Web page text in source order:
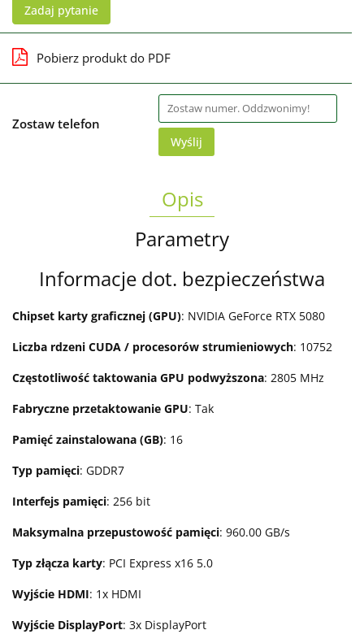
Zadaj pytanie
Pobierz produkt do PDF
Zostaw telefon
Wyślij
Opis
Parametry
Informacje dot. bezpieczeństwa
Chipset karty graficznej (GPU): NVIDIA GeForce RTX 5080
Liczba rdzeni CUDA / procesorów strumieniowych: 10752
Częstotliwość taktowania GPU podwyższona: 2805 MHz
Fabryczne przetaktowanie GPU: Tak
Pamięć zainstalowana (GB): 16
Typ pamięci: GDDR7
Interfejs pamięci: 256 bit
Maksymalna przepustowość pamięci: 960.00 GB/s
Typ złącza karty: PCI Express x16 5.0
Wyjście HDMI: 1x HDMI
Wyjście DisplayPort: 3x DisplayPort